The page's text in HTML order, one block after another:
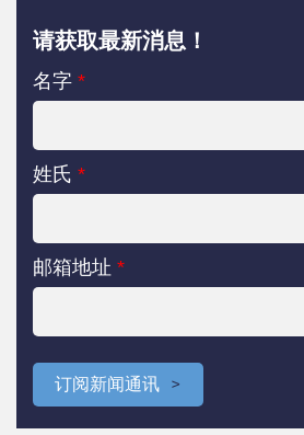
请获取最新消息！
名字 *
姓氏 *
邮箱地址 *
订阅新闻通讯